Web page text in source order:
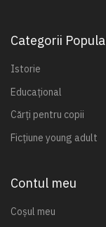
Categorii
Istorie
Educațional
Cărți pentru copii
Ficțiune young adult
Contul meu
Coșul meu